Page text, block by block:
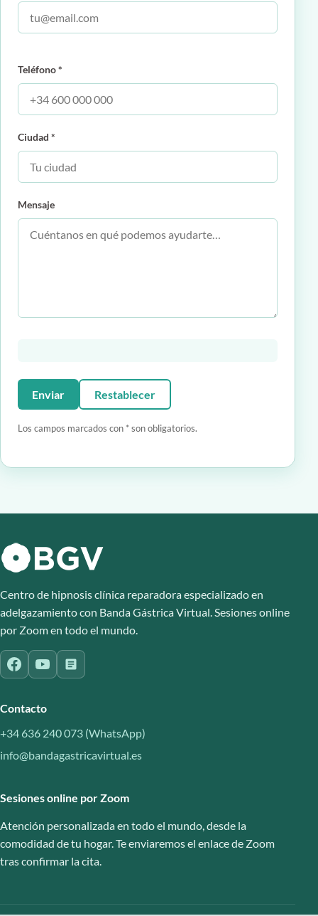
Teléfono *
Ciudad *
Mensaje
Enviar Restablecer
Los campos marcados con * son obligatorios.
Centro de hipnosis clínica reparadora especializado en
adelgazamiento con Banda Gástrica Virtual. Sesiones online
por Zoom en todo el mundo.
Contacto
+34 636 240 073 (WhatsApp)
info@bandagastricavirtual.es
Sesiones online por Zoom
Atención personalizada en todo el mundo, desde la
comodidad de tu hogar. Te enviaremos el enlace de Zoom
tras confirmar la cita.